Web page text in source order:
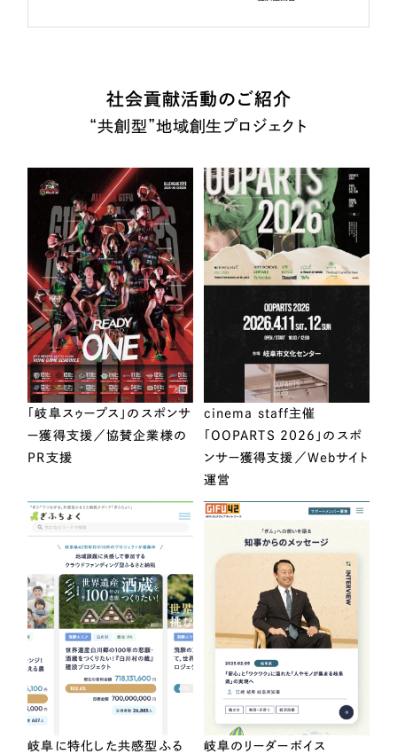
社会貢献活動のご紹介
“共創型”地域創生プロジェクト
「岐阜スゥープス」のスポンサ
ー獲得支援／協賛企業様の
PR支援
cinema staff主催
「OOPARTS 2026」のスポ
ンサー獲得支援／Webサイト
運営
岐阜に特化した共感型ふる
岐阜のリーダーボイス